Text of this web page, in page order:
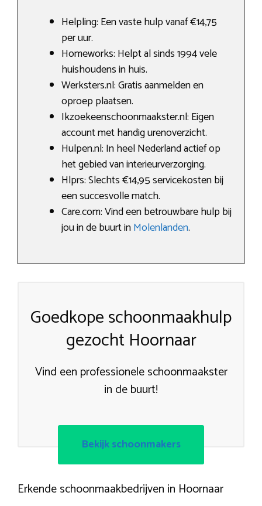
Helpling: Een vaste hulp vanaf €14,75
per uur.
Homeworks: Helpt al sinds 1994 vele
huishoudens in huis.
Werksters.nl: Gratis aanmelden en
oproep plaatsen.
Ikzoekeenschoonmaakster.nl: Eigen
account met handig urenoverzicht.
Hulpen.nl: In heel Nederland actief op
het gebied van interieurverzorging.
Hlprs: Slechts €14,95 servicekosten bij
een succesvolle match.
Care.com: Vind een betrouwbare hulp bij
jou in de buurt inMolenlanden.
Goedkope schoonmaakhulp
gezocht Hoornaar
Vind een professionele schoonmaakster
in de buurt!
Bekijk schoonmakers
Erkende schoonmaakbedrijven in Hoornaar